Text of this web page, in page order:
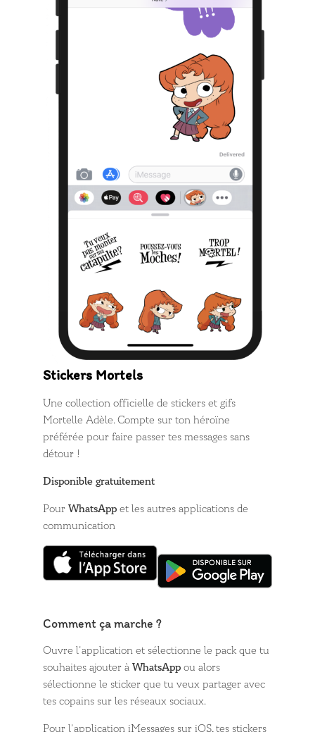
Stickers Mortels
Une collection officielle de stickers et gifs
Mortelle Adèle. Compte sur ton héroïne
préférée pour faire passer tes messages sans
détour !
Disponible gratuitement
PourWhatsApp et les autres applications de
communication
Comment ça marche ?
Ouvre l’application et sélectionne le pack que tu
souhaites ajouter àWhatsAppou alors
sélectionne le sticker que tu veux partager avec
tes copains sur les réseaux sociaux.
Pour l’application iMessages sur iOS, tes stickers